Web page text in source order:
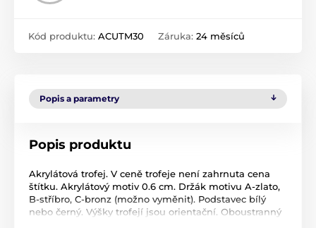
Kód produktu: ACUTM30 Záruka: 24 měsíců
Popis a parametry
Popis produktu
Akrylátová trofej. V ceně trofeje není zahrnuta cena
štítku. Akrylátový motiv 0.6 cm. Držák motivu A-zlato,
B-stříbro, C-bronz (možno vyměnit). Podstavec bílý
nebo černý. Výšky trofejí jsou orientační. Oboustranný